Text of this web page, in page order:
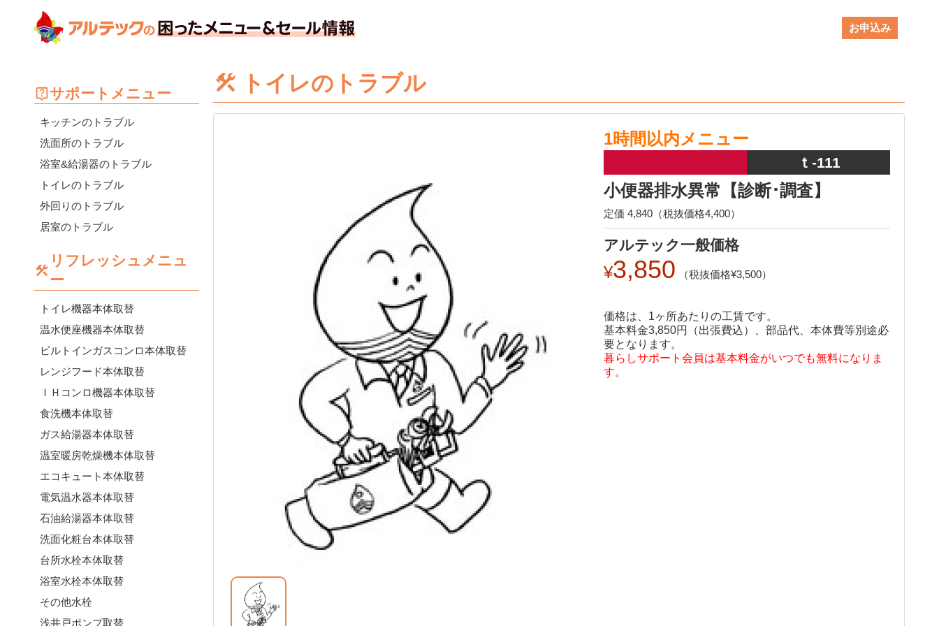
お申込み
サポートメニュー
キッチンのトラブル
洗面所のトラブル
浴室&給湯器のトラブル
トイレのトラブル
外回りのトラブル
居室のトラブル
リフレッシュメニュ
ー
トイレ機器本体取替
温水便座機器本体取替
ビルトインガスコンロ本体取替
レンジフード本体取替
ＩＨコンロ機器本体取替
食洗機本体取替
ガス給湯器本体取替
温室暖房乾燥機本体取替
エコキュート本体取替
電気温水器本体取替
石油給湯器本体取替
洗面化粧台本体取替
台所水栓本体取替
浴室水栓本体取替
その他水栓
浅井戸ポンプ取替
トイレのトラブル
1時間以内メニュー
ｔ-111
小便器排水異常【診断･調査】
定価 4,840（税抜価格4,400）
アルテック一般価格
3,850 3,500
価格は、1ヶ所あたりの工賃です。
基本料金3,850円（出張費込）、部品代、本体費等別途必
要となります。
暮らしサポート会員は基本料金がいつでも無料になりま
す。